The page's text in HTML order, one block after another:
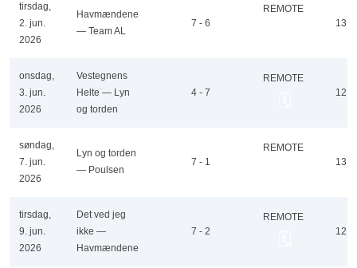
tirsdag,
2. jun.
2026
Havmændene
— Team AL
7 - 6
REMOTE
13
onsdag,
3. jun.
2026
Vestegnens
Helte — Lyn
og torden
4 - 7
REMOTE
12
søndag,
7. jun.
2026
Lyn og torden
— Poulsen
7 - 1
REMOTE
13
tirsdag,
9. jun.
2026
Det ved jeg
ikke —
Havmændene
7 - 2
REMOTE
12